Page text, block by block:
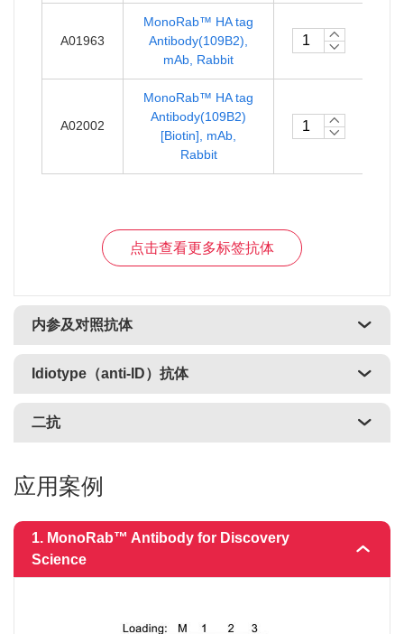
A01963
MonoRab™ HA tag
Antibody(109B2),
mAb, Rabbit
A02002
MonoRab™ HA tag
Antibody(109B2)
[Biotin], mAb,
Rabbit
点击查看更多标签抗体
内参及对照抗体
Idiotype（anti-ID）抗体
二抗
应用案例
1. MonoRab™ Antibody for Discovery
Science